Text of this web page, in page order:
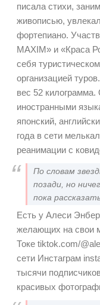
писала стихи,
живописью,
фортепиано.
MAXIM» и «Краса
себя
организацией
вес 52
иностранными
японский,
года в сети
реанимации с
По словам
позади, но
пока
Есть у Алеси
желающих на свои
Токе tiktok.com/
сети Инстаграм
тысячи
красивых